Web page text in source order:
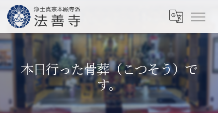
本日行った骨葬（こつそう）で
す。